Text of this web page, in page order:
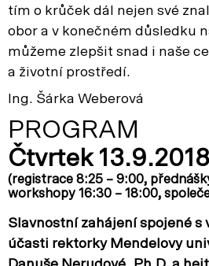
tím o krůček dál nejen své
obor a v konečném důsledku
můžeme zlepšit snad i naše
a životní prostředí.
Ing. Šárka Weberová
PROGRAM
Čtvrtek 13.9.2018
(registrace 8:25 – 9:00,
workshopy 16:30 – 18:00,
Slavnostní zahájení spojené s
účasti rektorky Mendelovy